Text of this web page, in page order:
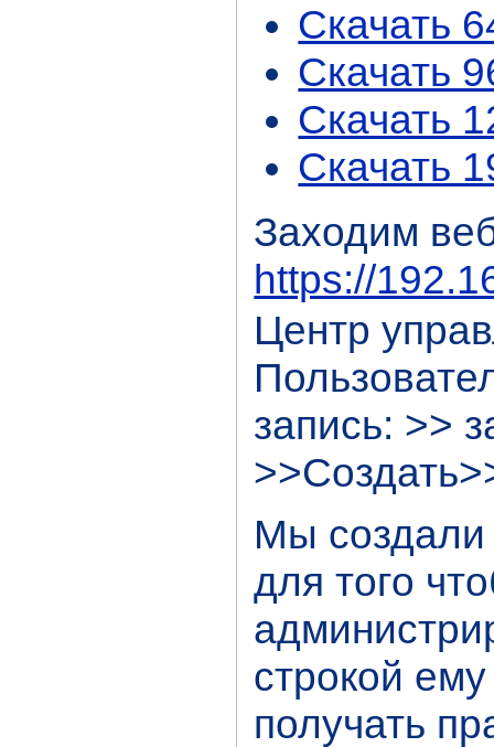
Скачать
Скачать
Скачать
Скачать
Заходим
https://
Центр
запись: >>
Мы создали
для того
строкой
получать